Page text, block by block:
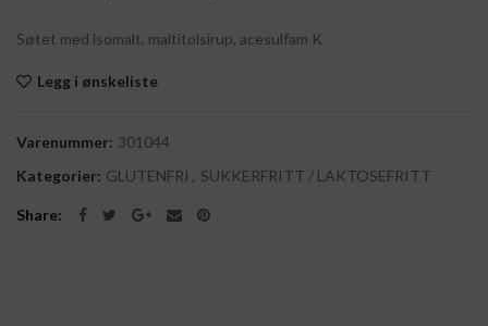
Søtet med isomalt, maltitolsirup, acesulfam K
Legg i ønskeliste
Varenummer: 301044
Kategorier: GLUTENFRI , SUKKERFRITT / LAKTOSEFRITT
Share